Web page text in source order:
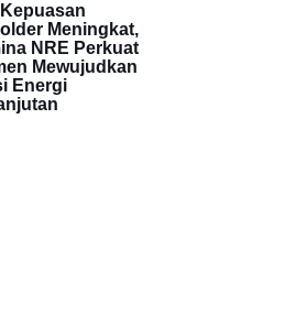
Meningkat,
NRE Perkuat
Mewujudkan
Energi